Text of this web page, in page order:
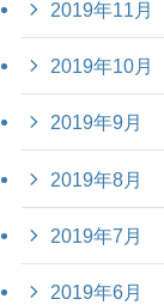
2019年11月
2019年10月
2019年9月
2019年8月
2019年7月
2019年6月